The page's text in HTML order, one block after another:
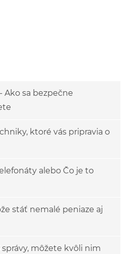
Ako sa bezpečne
ktoré vás pripravia o
alebo Čo je to
stáť nemalé peniaze aj
správy, môžete kvôli nim